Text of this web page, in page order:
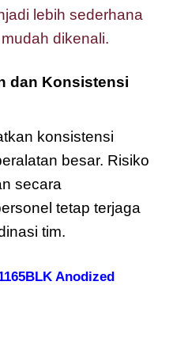
lebih sederhana
dikenali.
dan Konsistensi
konsistensi
besar. Risiko
secara
tetap terjaga
tim.
Anodized